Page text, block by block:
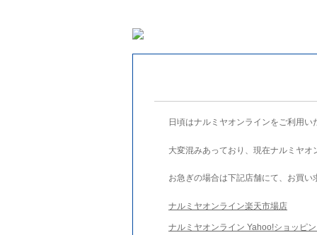
日頃はナルミヤオンラインをご利用い
大変混みあっており、現在ナルミヤオ
お急ぎの場合は下記店舗にて、お買い
ナルミヤオンライン楽天市場店
ナルミヤオンライン Yahoo!ショッピ